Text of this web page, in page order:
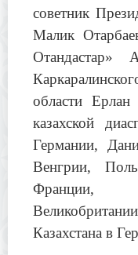
советник
Малик
Отандастар»
области Ерлан
казахской
Германии,
Венгрии,
Франции,
Казахстана в